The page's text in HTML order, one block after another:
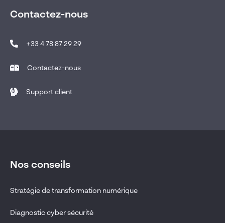
Contactez-nous
+33 4 78 87 29 29
Contactez-nous
Support client
Nos conseils
Stratégie de transformation numérique
Diagnostic cyber sécurité